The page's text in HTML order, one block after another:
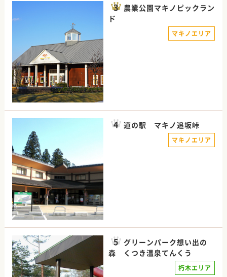
農業公園マキノピックラン
ド
マキノエリア
道の駅 マキノ追坂峠
マキノエリア
グリーンパーク想い出の
森 くつき温泉てんくう
朽木エリア